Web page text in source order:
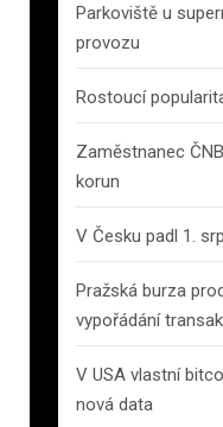
Parkoviště u
provozu
Rostoucí
Zaměstnanec
korun
V Česku padl 1.
Pražská burza
vypořádání
V USA vlastní
nová data